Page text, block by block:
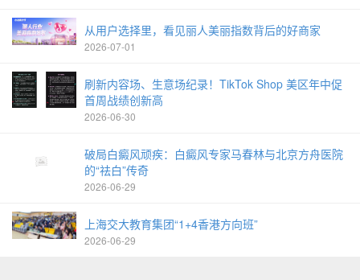
从用户选择里，看见丽人美丽指数背后的好商家
2026-07-01
刷新内容场、生意场纪录！TikTok Shop 美区年中促
首周战绩创新高
2026-06-30
破局白癜风顽疾：白癜风专家马春林与北京方舟医院
的“祛白”传奇
2026-06-29
上海交大教育集团“1+4香港方向班”
2026-06-29